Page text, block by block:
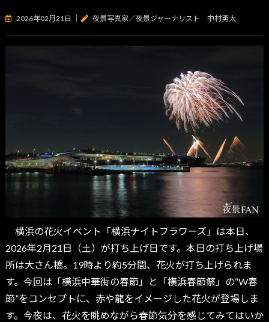
2026年02月21日 夜景写真家／夜景ジャーナリスト 中村勇太
横浜の花火イベント「横浜ナイトフラワーズ」は本日、
2026年2月21日（土）が打ち上げ日です。本日の打ち上げ場
所は大さん橋。19時より約5分間、花火が打ち上げられま
す。今回は「横浜中華街の春節」と「横浜春節祭」の“W春
節”をコンセプトに、赤や龍をイメージした花火が登場しま
す。今夜は、花火を眺めながら春節気分を感じてみてはいか